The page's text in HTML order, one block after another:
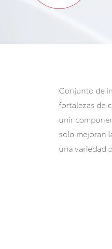
Conjunto de
fortalezas de
unir
solo mejoran
una variedad